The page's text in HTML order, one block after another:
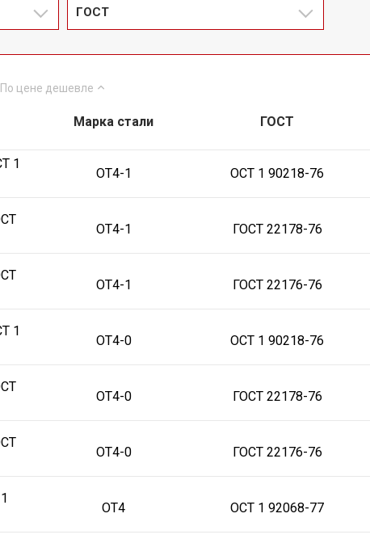
ГОСТ
По цене дешевле
Марка стали ГОСТ
1
ОТ4-1 ОСТ 1 90218-76
ОТ4-1 ГОСТ 22178-76
ОТ4-1 ГОСТ 22176-76
1
ОТ4-0 ОСТ 1 90218-76
ОТ4-0 ГОСТ 22178-76
ОТ4-0 ГОСТ 22176-76
ОТ4 ОСТ 1 92068-77